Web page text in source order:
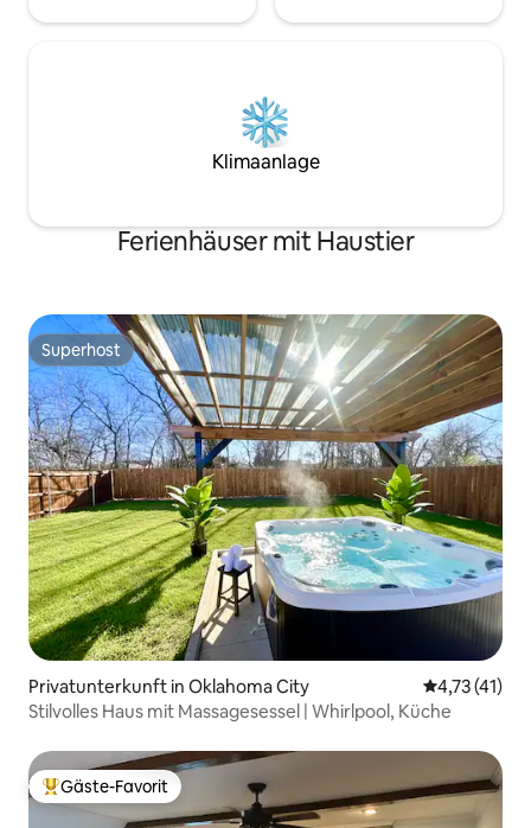
Klimaanlage
Ferienhäuser mit Haustier
Superhost
Superhost
Privatunterkunft in Oklahoma City
4,73 (41)
Stilvolles Haus mit Massagesessel | Whirlpool, Küche
Beliebter Gäste-Favorit.
Gäste-Favorit